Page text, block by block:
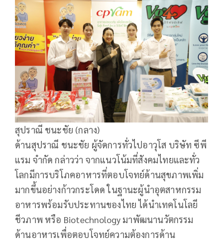
สุปราณี ชนะชัย (กลาง)
ด้านสุปราณี ชนะชัย ผู้จัดการทั่วไปอาวุโส บริษัท ซีพี
แรม จำกัด กล่าวว่า จากแนวโน้มที่สังคมไทยและทั่ว
โลกมีการบริโภคอาหารที่ตอบโจทย์ด้านสุขภาพเพิ่ม
มากขึ้นอย่างก้าวกระโดด ในฐานะผู้นำอุตสาหกรรม
อาหารพร้อมรับประทานของไทย ได้นำเทคโนโลยี
ชีวภาพ หรือ Biotechnology มาพัฒนานวัตกรรม
ด้านอาหารเพื่อตอบโจทย์ความต้องการด้าน